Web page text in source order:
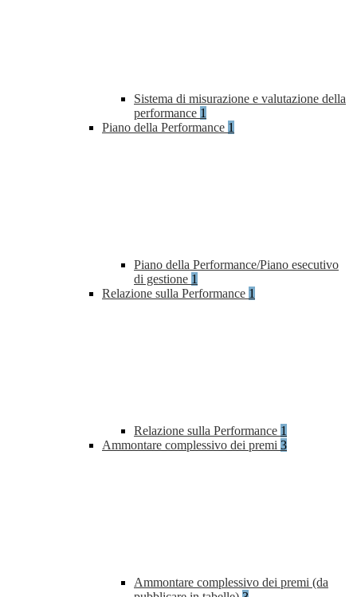
Sistema di misurazione e valutazione della
performance 1
Piano della Performance 1
Piano della Performance/Piano esecutivo
di gestione 1
Relazione sulla Performance 1
Relazione sulla Performance 1
Ammontare complessivo dei premi 3
Ammontare complessivo dei premi (da